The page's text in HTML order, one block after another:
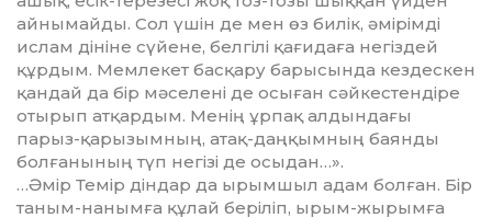
айнымайды. Сол үшін де мен өз билік, әмірімді
ислам дініне сүйене, белгілі қағидаға негіздей
құрдым. Мемлекет басқару барысында кездескен
қандай да бір мәселені де осыған сәйкестендіре
отырып ат­қардым. Менің ұрпақ алдындағы
парыз-қарызымның, атақ-даң­қым­ның баянды
болғанының түп негізі де осыдан…».
…Әмір Темір діндар да ырымшыл адам болған. Бір
таным-нанымға құлай беріліп, ырым-жырымға